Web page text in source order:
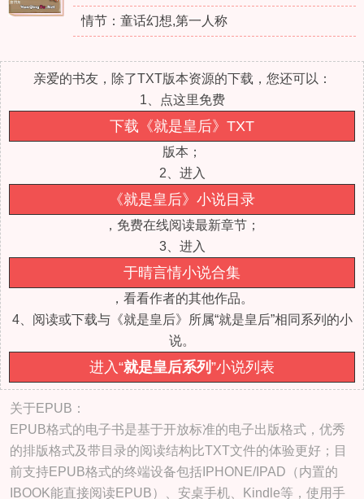
情节：童话幻想,第一人称
亲爱的书友，除了TXT版本资源的下载，您还可以：
1、点这里免费
下载《就是皇后》TXT
版本；
2、进入
《就是皇后》小说目录
，免费在线阅读最新章节；
3、进入
于晴言情小说合集
，看看作者的其他作品。
4、阅读或下载与《就是皇后》所属“就是皇后”相同系列的小
说。
进入“就是皇后系列 ”小说列表
关于EPUB：
EPUB格式的电子书是基于开放标准的电子出版格式，优秀
的排版格式及带目录的阅读结构比TXT文件的体验更好；目
前支持EPUB格式的终端设备包括IPHONE/IPAD（内置的
IBOOK能直接阅读EPUB）、安桌手机、Kindle等，使用手